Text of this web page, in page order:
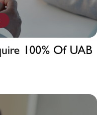
100% Of UAB